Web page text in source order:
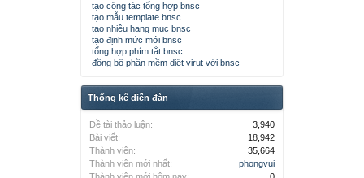
tạo công tác tổng hợp bnsc
tạo mẫu template bnsc
tạo nhiều hạng mục bnsc
tạo định mức mới bnsc
tổng hợp phím tắt bnsc
đồng bộ phần mềm diệt virut với bnsc
Thống kê diễn đàn
Đề tài thảo luận:
3,940
Bài viết:
18,942
Thành viên:
35,664
Thành viên mới nhất:
phongvui